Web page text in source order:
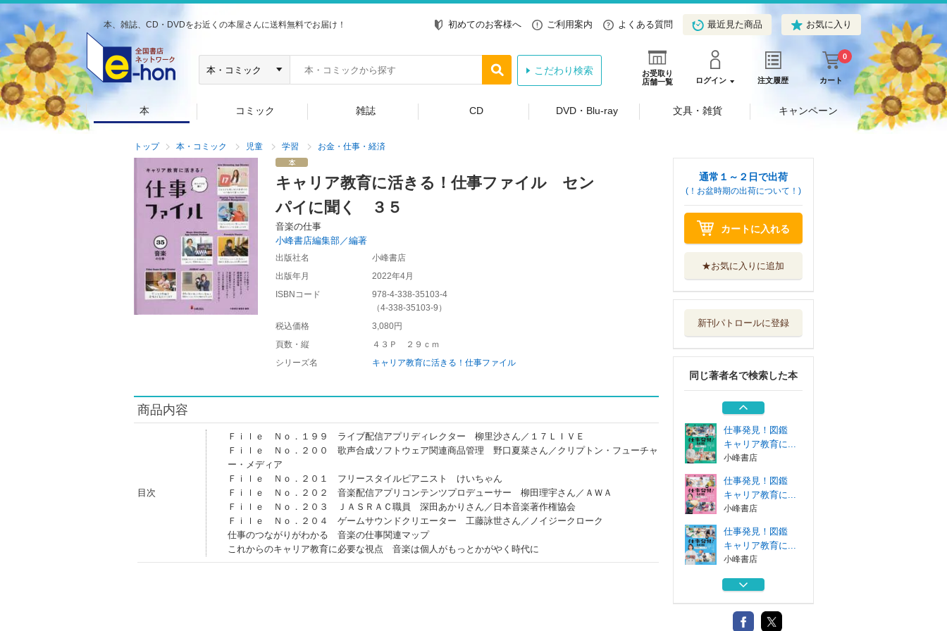
本、雑誌、CD・DVDをお近くの本屋さんに送料無料でお届け！ 初めてのお客様へ ご利用案内 よくある質問 最近見た商品 お気に入り
お受取り
店舗一覧
ログイン 注文履歴 カート
0
こだわり検索
本 コミック 雑誌 CD DVD・Blu-ray 文具・雑貨 キャンペーン
トップ 本・コミック 児童 学習 お金・仕事・経済
キャリア教育に活きる！仕事ファイル セン
パイに聞く ３５
音楽の仕事
小峰書店編集部／編著
出版社名
小峰書店
出版年月
2022年4月
ISBNコード
978-4-338-35103-4
（4-338-35103-9 ）
税込価格
3,080円
頁数・縦
４３Ｐ ２９ｃｍ
シリーズ名
キャリア教育に活きる！仕事ファイル
商品内容
目次
Ｆｉｌｅ Ｎｏ．１９９ ライブ配信アプリディレクター 柳里沙さん／１７ＬＩＶＥ
Ｆｉｌｅ Ｎｏ．２００ 歌声合成ソフトウェア関連商品管理 野口夏菜さん／クリプトン・フューチャ
ー・メディア
Ｆｉｌｅ Ｎｏ．２０１ フリースタイルピアニスト けいちゃん
Ｆｉｌｅ Ｎｏ．２０２ 音楽配信アプリコンテンツプロデューサー 柳田理宇さん／ＡＷＡ
Ｆｉｌｅ Ｎｏ．２０３ ＪＡＳＲＡＣ職員 深田あかりさん／日本音楽著作権協会
Ｆｉｌｅ Ｎｏ．２０４ ゲームサウンドクリエーター 工藤詠世さん／ノイジークローク
仕事のつながりがわかる 音楽の仕事関連マップ
これからのキャリア教育に必要な視点 音楽は個人がもっとかがやく時代に
通常１～２日で出荷
(！お盆時期の出荷について！)
カートに入れる
★お気に入りに追加
新刊パトロールに登録
同じ著者名で検索した本
仕事発見！図鑑
キャリア教育に...
仕事発見！図鑑
小峰書店
仕事発見！図鑑
キャリア教育に...
小峰書店
仕事発見！図鑑
キャリア教育に...
小峰書店
仕事発見！図鑑
キャリア教育に...
小峰書店
仕事発見！図鑑
キャリア教育に...
小峰書店
仕事発見！図鑑
小峰書店